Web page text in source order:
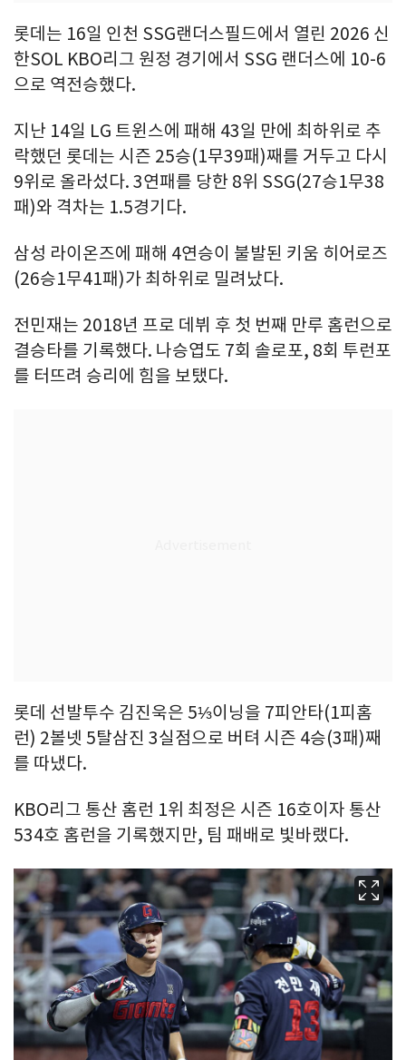
롯데는 16일 인천 SSG랜더스필드에서 열린 2026 신
한SOL KBO리그 원정 경기에서 SSG 랜더스에 10-6
으로 역전승했다.
지난 14일 LG 트윈스에 패해 43일 만에 최하위로 추
락했던 롯데는 시즌 25승(1무39패)째를 거두고 다시
9위로 올라섰다. 3연패를 당한 8위 SSG(27승1무38
패)와 격차는 1.5경기다.
삼성 라이온즈에 패해 4연승이 불발된 키움 히어로즈
(26승1무41패)가 최하위로 밀려났다.
전민재는 2018년 프로 데뷔 후 첫 번째 만루 홈런으로
결승타를 기록했다. 나승엽도 7회 솔로포, 8회 투런포
를 터뜨려 승리에 힘을 보탰다.
롯데 선발투수 김진욱은 5⅓이닝을 7피안타(1피홈
런) 2볼넷 5탈삼진 3실점으로 버텨 시즌 4승(3패)째
를 따냈다.
KBO리그 통산 홈런 1위 최정은 시즌 16호이자 통산
534호 홈런을 기록했지만, 팀 패배로 빛바랬다.